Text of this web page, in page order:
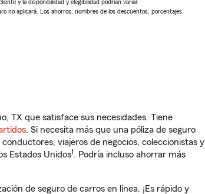
y la disponibilidad y elegibilidad podrían variar.
no aplicará. Los ahorros, nombres de los descuentos, porcentajes,
TX que satisface sus necesidades. Tiene
. Si necesita más que una póliza de seguro
viajeros de negocios, coleccionistas y
Estados Unidos1. Podría incluso ahorrar más
de seguro de carros en línea. ¡Es rápido y